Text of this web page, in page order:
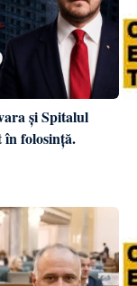
și Spitalul
folosință.